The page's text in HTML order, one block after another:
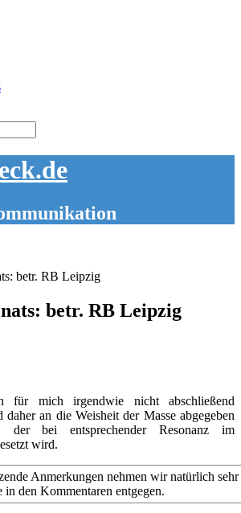
betr. RB Leipzig
betr. RB Leipzig
für mich irgendwie nicht abschließend
an die Weisheit der Masse abgegeben
bei entsprechender Resonanz im
wird.
Anmerkungen nehmen wir natürlich sehr
in den Kommentaren entgegen.